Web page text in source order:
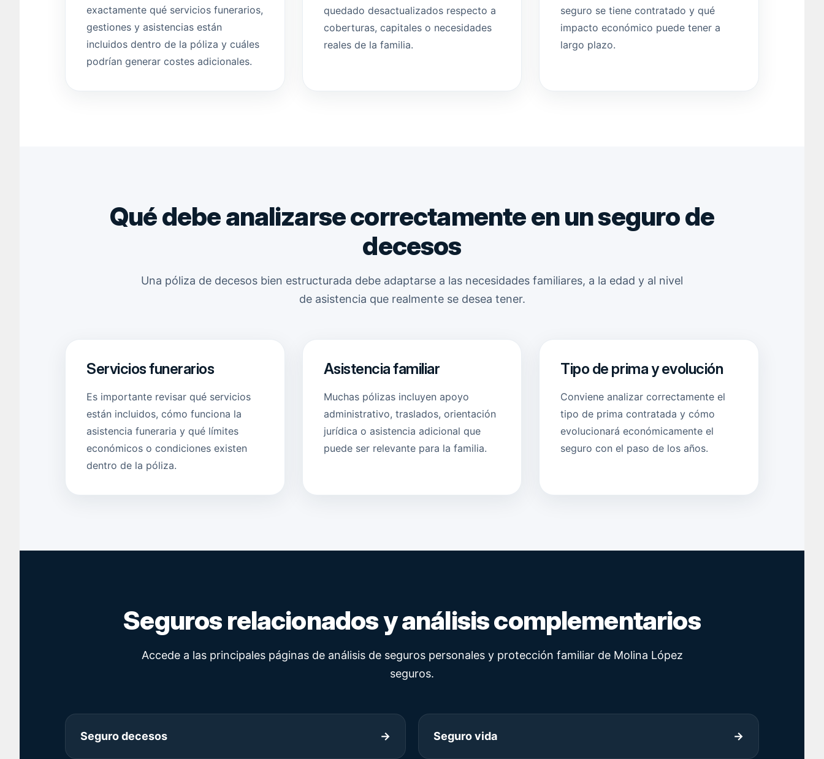
exactamente qué servicios funerarios,
gestiones y asistencias están
incluidos dentro de la póliza y cuáles
podrían generar costes adicionales.
quedado desactualizados respecto a
coberturas, capitales o necesidades
reales de la familia.
seguro se tiene contratado y qué
impacto económico puede tener a
largo plazo.
Qué debe analizarse correctamente en un seguro de
decesos
Una póliza de decesos bien estructurada debe adaptarse a las necesidades familiares, a la edad y al nivel
de asistencia que realmente se desea tener.
Servicios funerarios
Es importante revisar qué servicios
están incluidos, cómo funciona la
asistencia funeraria y qué límites
económicos o condiciones existen
dentro de la póliza.
Asistencia familiar
Muchas pólizas incluyen apoyo
administrativo, traslados, orientación
jurídica o asistencia adicional que
puede ser relevante para la familia.
Tipo de prima y evolución
Conviene analizar correctamente el
tipo de prima contratada y cómo
evolucionará económicamente el
seguro con el paso de los años.
Seguros relacionados y análisis complementarios
Accede a las principales páginas de análisis de seguros personales y protección familiar de Molina López
seguros.
Seguro decesos → Seguro vida →